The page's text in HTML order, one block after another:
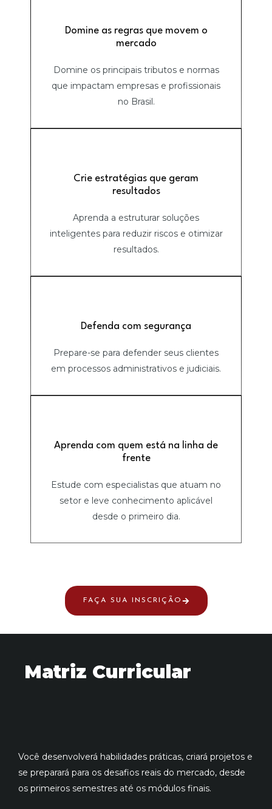
Domine as regras que movem o
mercado
Domine os principais tributos e normas
que impactam empresas e profissionais
no Brasil.
Crie estratégias que geram
resultados
Aprenda a estruturar soluções
inteligentes para reduzir riscos e otimizar
resultados.
Defenda com segurança
Prepare-se para defender seus clientes
em processos administrativos e judiciais.
Aprenda com quem está na linha de
frente
Estude com especialistas que atuam no
setor e leve conhecimento aplicável
desde o primeiro dia.
FAÇA SUA INSCRIÇÃO
Matriz Curricular
Você desenvolverá habilidades práticas, criará projetos e
se preparará para os desafios reais do mercado, desde
os primeiros semestres até os módulos finais.